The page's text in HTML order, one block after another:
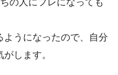
の人にフレになっても
うになったので、自分
します。